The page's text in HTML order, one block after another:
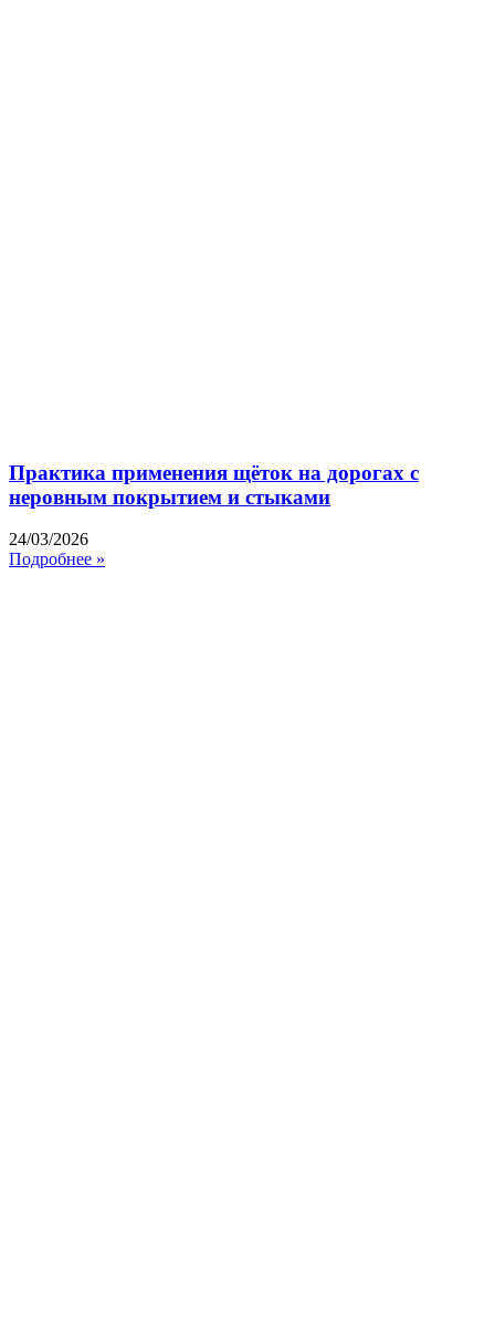
Практика применения щёток на дорогах с
неровным покрытием и стыками
24/03/2026
Подробнее »